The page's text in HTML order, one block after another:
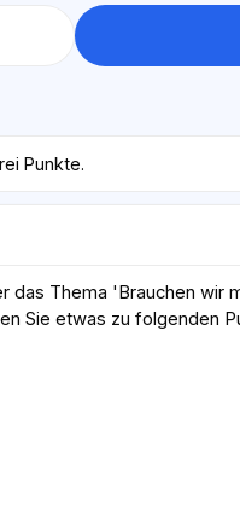
Punkte.
das Thema 'Brauchen wir
Sie etwas zu folgenden